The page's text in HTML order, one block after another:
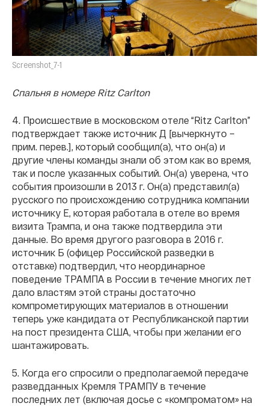
Screenshot_7-1
Спальня в номере Ritz Carlton
4. Происшествие в московском отеле “Ritz Carlton”
подтверждает также источник Д [вычеркнуто –
прим. перев.], который сообщил(а), что он(а) и
другие члены команды знали об этом как во время,
так и после указанных событий. Он(а) уверена, что
события произошли в 2013 г. Он(а) представил(а)
русского по происхождению сотрудника компании
источнику Е, которая работала в отеле во время
визита Трампа, и она также подтвердила эти
данные. Во время другого разговора в 2016 г.
источник Б (офицер Российской разведки в
отставке) подтвердил, что неординарное
поведение ТРАМПА в России в течение многих лет
дало властям этой страны достаточно
компрометирующих материалов в отношении
теперь уже кандидата от Республиканской партии
на пост президента США, чтобы при желании его
шантажировать.
5. Когда его спросили о предполагаемой передаче
разведданных Кремля ТРАМПУ в течение
последних лет (включая досье с «компроматом» на